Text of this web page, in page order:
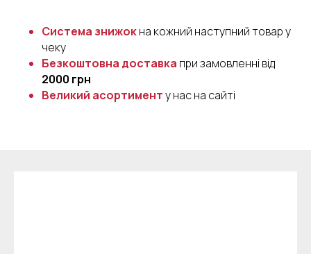
Система знижокна кожний наступний товар у
чеку
Безкоштовна доставка при замовленні від
2000 грн
Великий асортименту нас на сайті